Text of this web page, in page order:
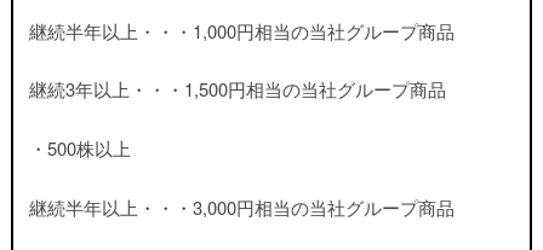
継続半年以上・・・1,000円相当の当社グループ商品
継続3年以上・・・1,500円相当の当社グループ商品
・500株以上
継続半年以上・・・3,000円相当の当社グループ商品